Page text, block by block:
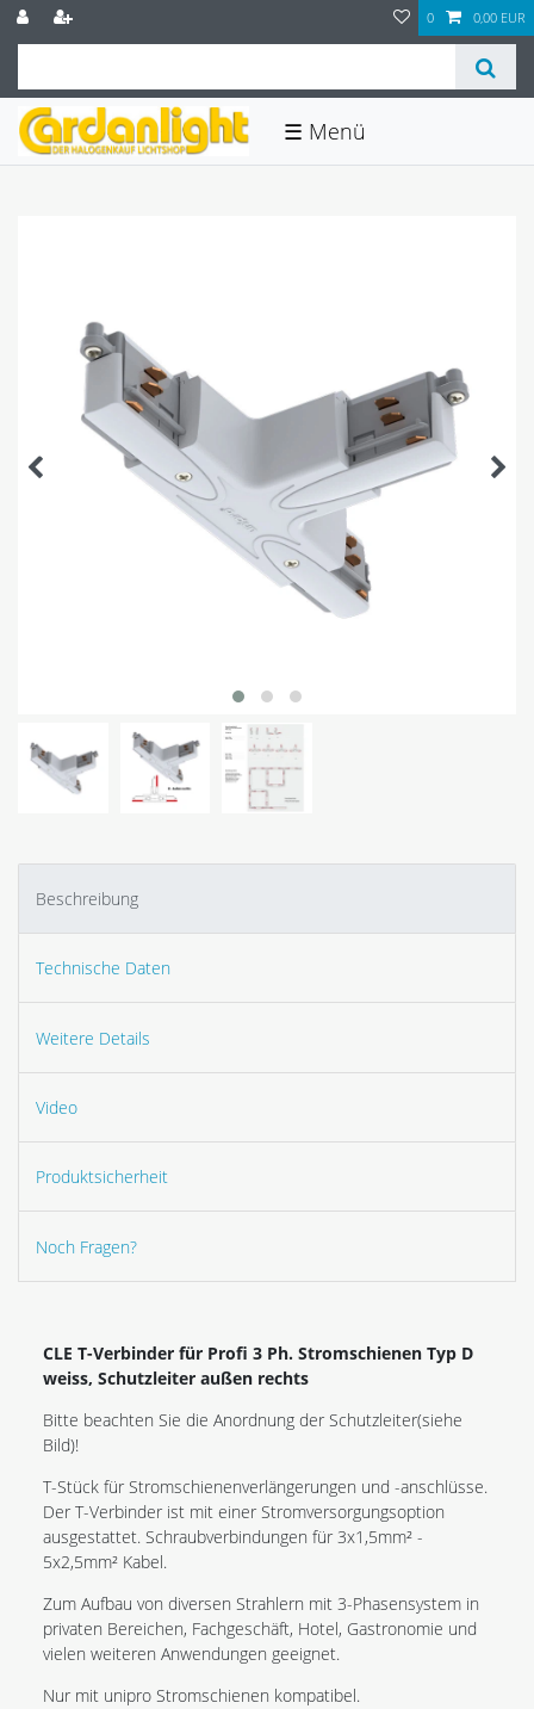
0 0,00 EUR
☰
Beschreibung
Technische Daten
Weitere Details
Video
Produktsicherheit
Noch Fragen?
CLE T-Verbinder für Profi 3 Ph. Stromschienen Typ D
weiss, Schutzleiter außen rechts
Bitte beachten Sie die Anordnung der Schutzleiter(siehe
Bild)!
T-Stück für Stromschienenverlängerungen und -anschlüsse.
Der T-Verbinder ist mit einer Stromversorgungsoption
ausgestattet. Schraubverbindungen für 3x1,5mm² -
5x2,5mm² Kabel.
Zum Aufbau von diversen Strahlern mit 3-Phasensystem in
privaten Bereichen, Fachgeschäft, Hotel, Gastronomie und
vielen weiteren Anwendungen geeignet.
Nur mit unipro Stromschienen kompatibel.